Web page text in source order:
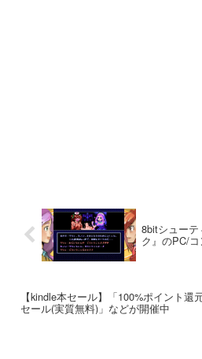
8bitシュー
ク』のPC/
【kindle本セール】「100%ポイント還
セール(実質無料)」などが開催中